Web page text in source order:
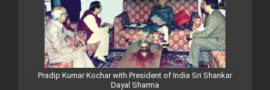
Pradip Kumar Kochar with President of India Sri Shankar
Dayal Sharma